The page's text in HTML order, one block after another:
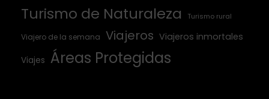
Turismo de Naturaleza Turismo rural
Viajero de la semana Viajeros Viajeros inmortales
Viajes Áreas Protegidas